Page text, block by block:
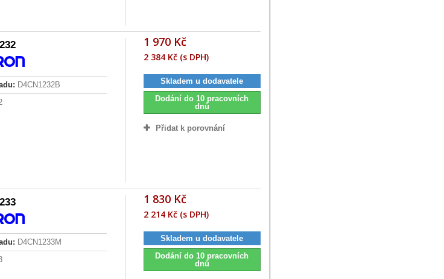
D4CN1232B
1 970 Kč
2 384 Kč (s DPH)
Skladem u dodavatele
Dodání do 10 pracovních
dnů
Přidat k porovnání
D4CN1233M
1 830 Kč
2 214 Kč (s DPH)
Skladem u dodavatele
Dodání do 10 pracovních
dnů